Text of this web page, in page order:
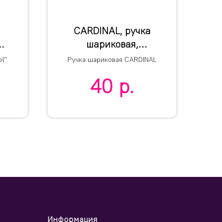
CARDINAL, ручка
шариковая,
зеленый/хром,
Ручка шариковая CARDINAL
40 р.
Информация